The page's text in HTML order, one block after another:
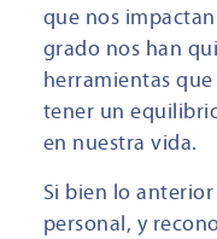
que nos
grado nos han
herramientas
tener un
en nuestra vida.
Si bien lo
personal, y